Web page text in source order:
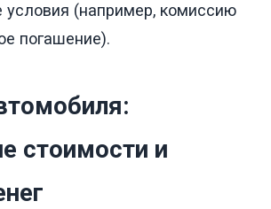
условия (например, комиссию
погашение).
стоимости и